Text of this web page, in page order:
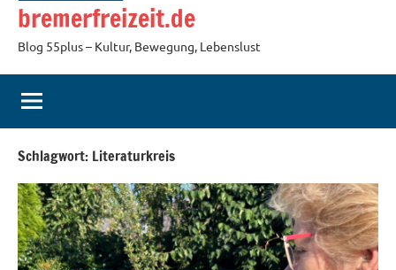
bremerfreizeit.de
Blog 55plus – Kultur, Bewegung, Lebenslust
Schlagwort: Literaturkreis